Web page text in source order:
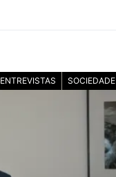
ENTREVISTAS SOCIEDADE